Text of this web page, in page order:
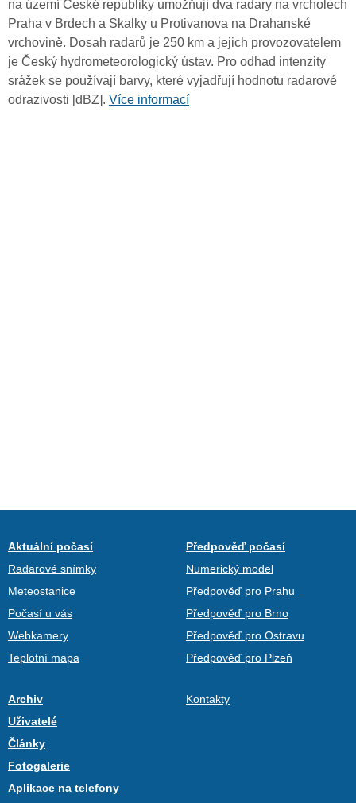
na území České republiky umožňují dva radary na vrcholech
Praha v Brdech a Skalky u Protivanova na Drahanské
vrchovině. Dosah radarů je 250 km a jejich provozovatelem
je Český hydrometeorologický ústav. Pro odhad intenzity
srážek se používají barvy, které vyjadřují hodnotu radarové
odrazivosti [dBZ]. Více informací
Aktuální počasí
Radarové snímky
Meteostanice
Počasí u vás
Webkamery
Teplotní mapa
Předpověď počasí
Numerický model
Předpověď pro Prahu
Předpověď pro Brno
Předpověď pro Ostravu
Předpověď pro Plzeň
Archiv
Uživatelé
Články
Fotogalerie
Aplikace na telefony
Kontakty